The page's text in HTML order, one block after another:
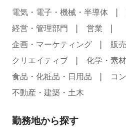
電気・電子・機械・半導体
経営・管理部門
営業
企画・マーケティング
販
クリエイティブ
化学・素
食品・化粧品・日用品
コ
不動産・建築・土木
勤務地から探す